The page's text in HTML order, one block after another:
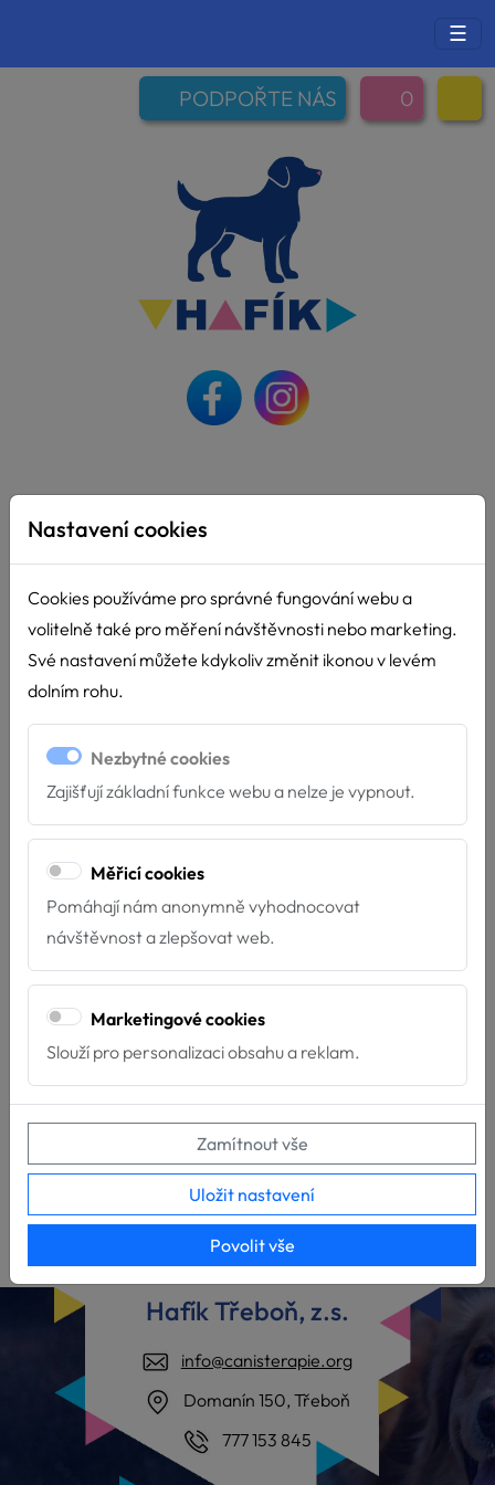
☰
PODPOŘTE NÁS 0
Fotogalerie
Jarní vstupní testy 2023
ZPĚT NA GALERIE
Hafík Třeboň, z.s.
info@canisterapie.org
Domanín 150, Třeboň
777 153 845
Nastavení cookies
Cookies používáme pro správné fungování webu a
volitelně také pro měření návštěvnosti nebo marketing.
Své nastavení můžete kdykoliv změnit ikonou v levém
dolním rohu.
Nezbytné cookies
Zajišťují základní funkce webu a nelze je vypnout.
Měřicí cookies
Pomáhají nám anonymně vyhodnocovat
návštěvnost a zlepšovat web.
Marketingové cookies
Slouží pro personalizaci obsahu a reklam.
Zamítnout vše
Uložit nastavení
Povolit vše